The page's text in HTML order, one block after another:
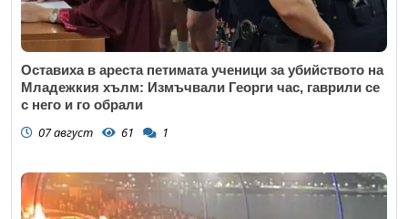
Оставиха в ареста петимата ученици за убийството на
Младежкия хълм: Измъчвали Георги час, гаврили се
с него и го обрали
07 август 61 1